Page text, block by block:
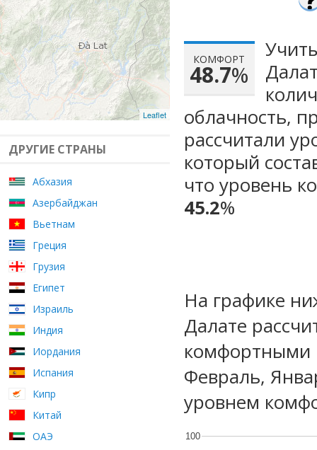
Leaflet
ДРУГИЕ СТРАНЫ
Абхазия
Азербайджан
Вьетнам
Греция
Грузия
Египет
Израиль
Индия
Иордания
Испания
Кипр
Китай
ОАЭ
КОМФОРТ
48.7%
облачность,
рассчитали
который
что уровень
45.2%
На графике
Далате
комфортными
Февраль,
уровнем
100